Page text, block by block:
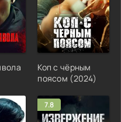
Коп с чёрным
поясом (2024)
7.8